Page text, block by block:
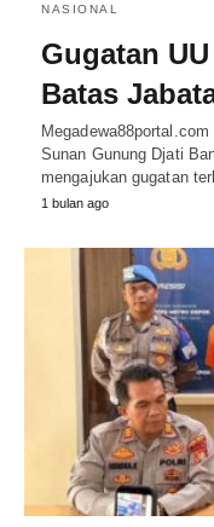
NASIONAL
Gugatan
Batas
Sunan Gunung Djati
mengajukan gugatan
1 bulan ago